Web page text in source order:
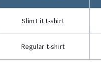
Slim Fit t-shirt
Regular t-shirt